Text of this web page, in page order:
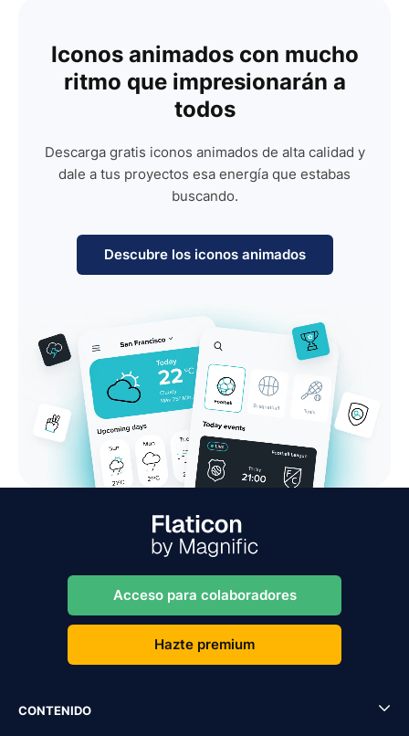
Iconos animados con mucho
ritmo que impresionarán a
todos
Descarga gratis iconos animados de alta calidad y
dale a tus proyectos esa energía que estabas
buscando.
Descubre los iconos animados
Acceso para colaboradores
Hazte premium
CONTENIDO